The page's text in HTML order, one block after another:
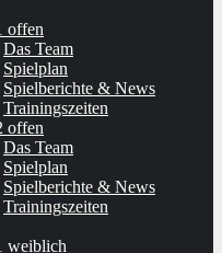
offen
Das Team
Spielplan
Spielberichte & News
Trainingszeiten
offen
Das Team
Spielplan
Spielberichte & News
Trainingszeiten
weiblich